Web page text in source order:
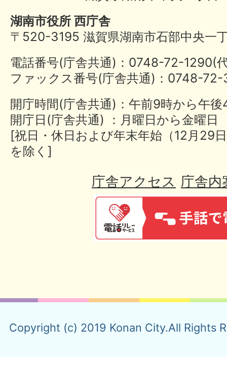
湖南市役所 西庁舎
〒520-3195 滋賀県湖南市石部中央一
電話番号(庁舎共通)：0748-72-
ファックス番号(庁舎共通)：0748-
開庁時間(庁舎共通)：午前9時から午
開庁日(庁舎共通) ：月曜日から金曜日
[祝日・休日および年末年始（12月29
を除く]
庁舎アクセス 庁舎内
Copyright (c) 2019 Konan City.All Rights